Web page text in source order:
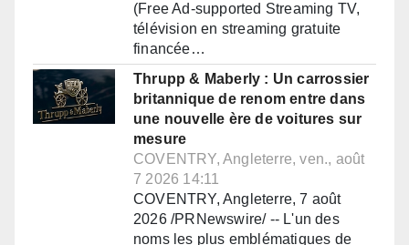
(Free Ad-supported Streaming TV,
télévision en streaming gratuite
financée…
Thrupp & Maberly : Un carrossier
britannique de renom entre dans
une nouvelle ère de voitures sur
mesure
COVENTRY, Angleterre, ven., août
7 2026 14:11
COVENTRY, Angleterre, 7 août
2026 /PRNewswire/ -- L'un des
noms les plus emblématiques de